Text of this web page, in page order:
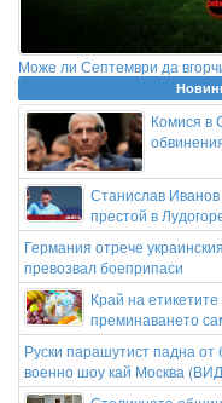
Може ли Септември да
Комися в
Станислав
престой в
Германия отрече
превозвал боеприпаси
Край на
преминаването
Руски парашутист падна
военно шоу кай Москва